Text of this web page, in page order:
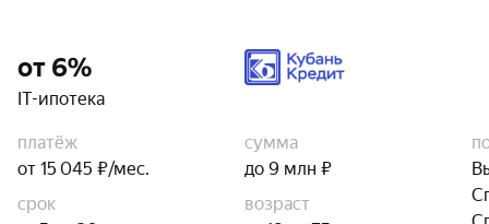
от 6%
IT-ипотека
платёж
от 15 045 ₽/мес.
сумма
до 9 млн ₽
срок
возраст